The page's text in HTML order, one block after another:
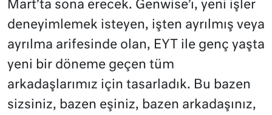
Mart’ta sona erecek. Genwise’ı, yeni işler
deneyimlemek isteyen, işten ayrılmış veya
ayrılma arifesinde olan, EYT ile genç yaşta
yeni bir döneme geçen tüm
arkadaşlarımız için tasarladık. Bu bazen
sizsiniz, bazen eşiniz, bazen arkadaşınız,